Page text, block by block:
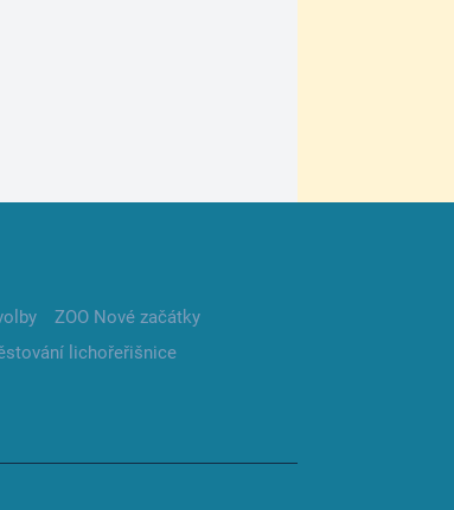
ZOO Nové začátky
lichořeřišnice